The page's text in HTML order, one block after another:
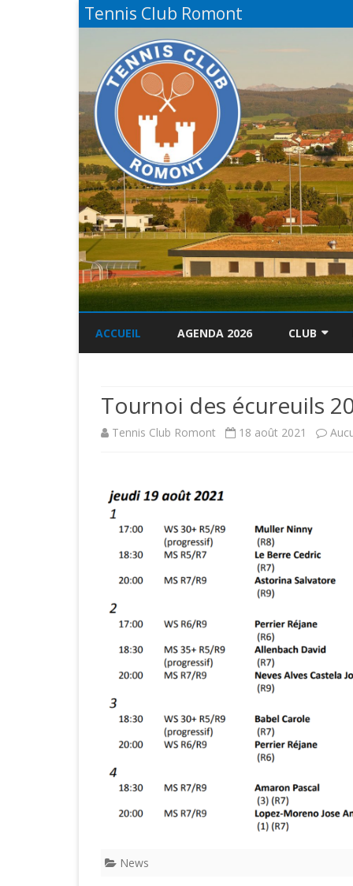
Tennis Club Romont
ACCUEIL AGENDA 2026 CLUB
ACCÈS
COMITÉ
LICENCES
Tournoi des écureuils
Tennis Club Romont 18 août 2021
News